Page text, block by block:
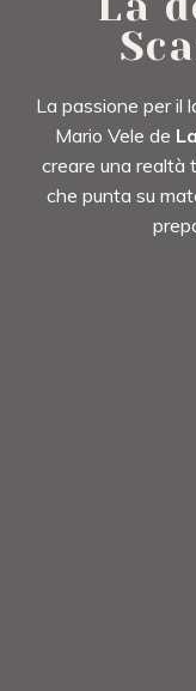
La passione per il
Mario Vele de
creare una realtà
che punta su